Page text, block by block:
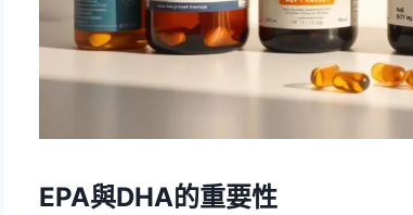
EPA與DHA的重要性